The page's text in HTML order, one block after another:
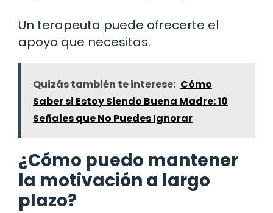
Un terapeuta puede ofrecerte el
apoyo que necesitas.
Quizás también te interese: Cómo
Saber si Estoy Siendo Buena Madre: 10
Señales que No Puedes Ignorar
¿Cómo puedo mantener
la motivación a largo
plazo?